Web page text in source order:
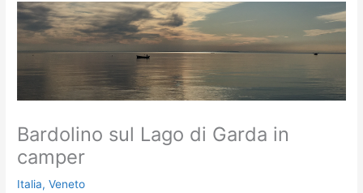
Bardolino sul Lago di Garda in
camper
Italia,Veneto